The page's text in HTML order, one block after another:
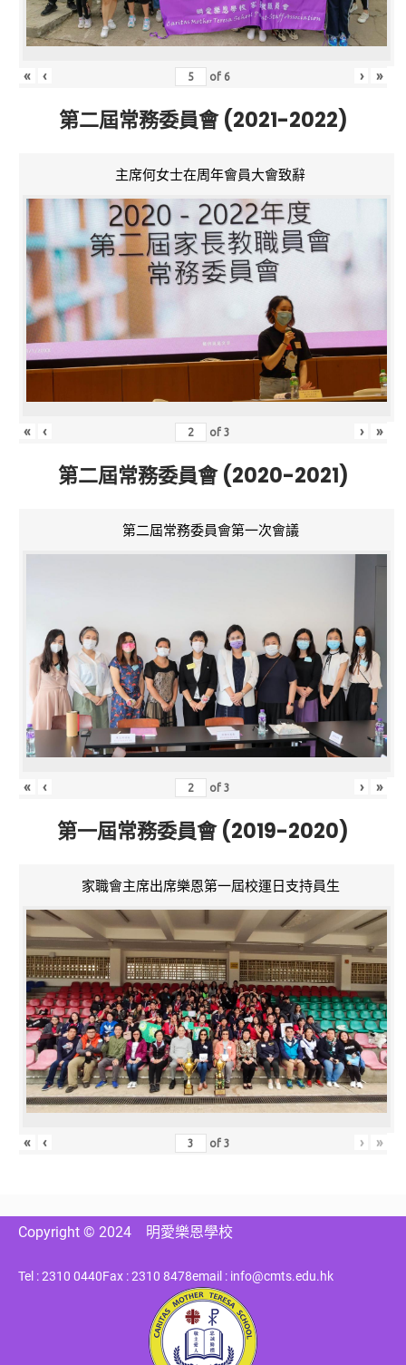
« ‹ of 6 › »
第二屆常務委員會 (2021-2022)
主席何女士在周年會員大會致辭
« ‹ of3 › »
第二屆常務委員會 (2020-2021)
第二屆常務委員會第一次會議
« ‹ of3 › »
第一屆常務委員會 (2019-2020)
家職會主席出席樂恩第一屆校運日支持員生
« ‹ of3 › »
Copyright © 2024 明愛樂恩學校
Tel : 2310 0440Fax : 2310 8478email : info@cmts.edu.hk